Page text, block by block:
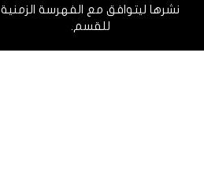
نشرها ليتوافق مع الفهرسة الزمنية
للقسم.